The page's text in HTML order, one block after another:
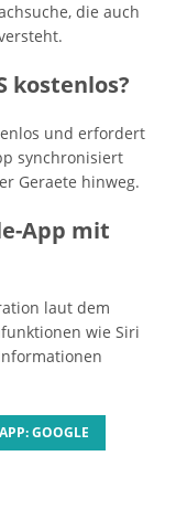
die auch
kostenlos?
und erfordert
synchronisiert
Geraete hinweg.
App mit
laut dem
wie Siri
GOOGLE